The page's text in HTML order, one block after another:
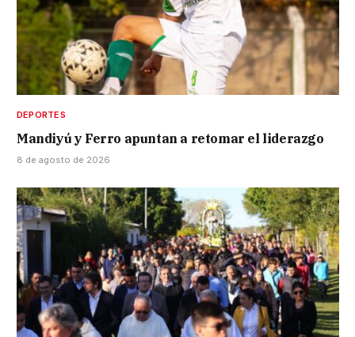
DEPORTES
Mandiyú y Ferro apuntan a retomar el liderazgo
8 de agosto de 2026